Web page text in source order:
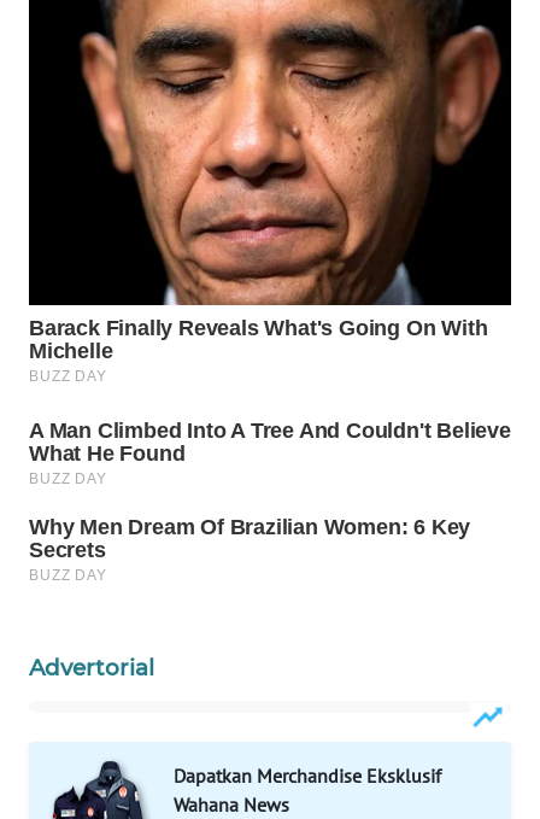
Advertorial
Dapatkan Merchandise Eksklusif
Wahana News
INDRAMAYU
WN
KUNINGAN
WN
WN
WN
PRIANGAN
WN
SOLO